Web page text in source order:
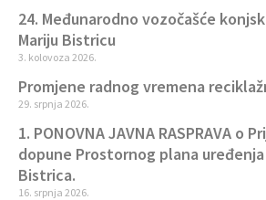
24. Međunarodno vozočašće konjskih zaprega u
Mariju Bistricu
3. kolovoza 2026.
Promjene radnog vremena
29. srpnja 2026.
1. PONOVNA JAVNA RASPRAVA o Prijedlogu izmjene i
dopune Prostornog plana uređenja
Bistrica.
16. srpnja 2026.